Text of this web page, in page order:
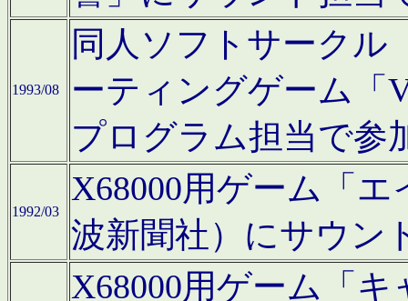
1993/08
同人ソフトサークル
ーティングゲーム「
プログラム担当で参
1992/03
X68000用ゲーム「
波新聞社）にサウン
X68000用ゲーム「